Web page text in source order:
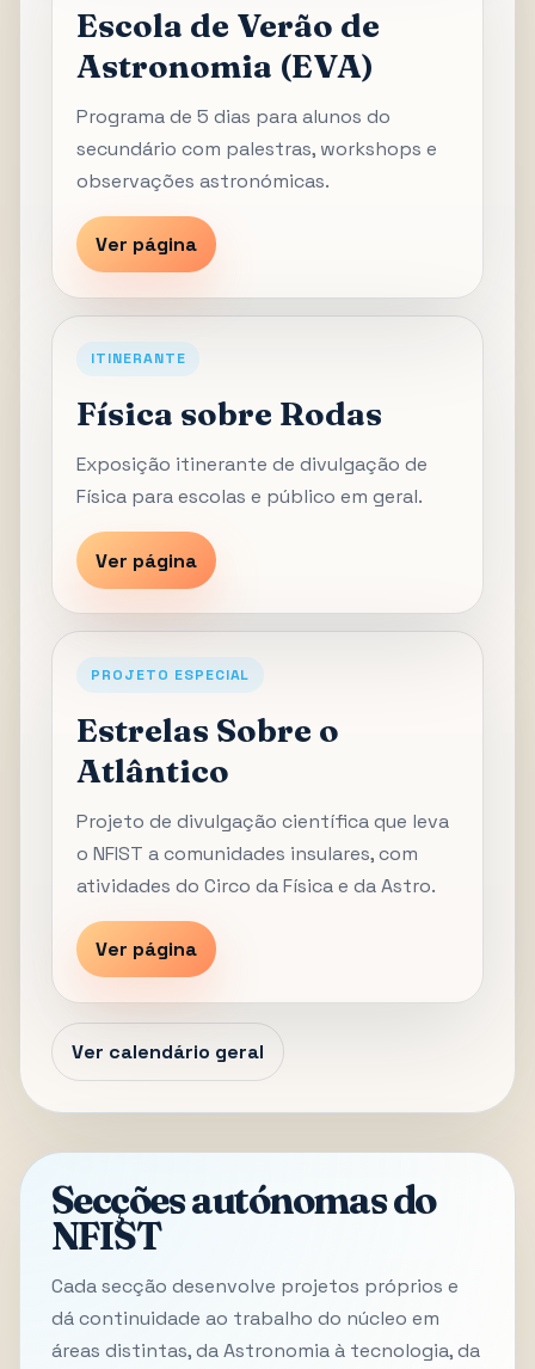
Escola de Verão de
Astronomia (EVA)
Programa de 5 dias para alunos do
secundário com palestras, workshops e
observações astronómicas.
Ver página
ITINERANTE
Física sobre Rodas
Exposição itinerante de divulgação de
Física para escolas e público em geral.
Ver página
PROJETO ESPECIAL
Estrelas Sobre o
Atlântico
Projeto de divulgação científica que leva
o NFIST a comunidades insulares, com
atividades do Circo da Física e da Astro.
Ver página
Ver calendário geral
Secções autónomas do
NFIST
Cada secção desenvolve projetos próprios e
dá continuidade ao trabalho do núcleo em
áreas distintas, da Astronomia à tecnologia, da